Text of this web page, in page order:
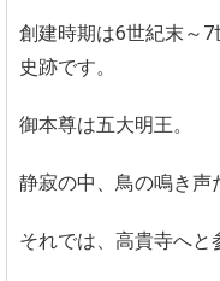
創建時期は6世紀末～
史跡です。
御本尊は五大明王。
静寂の中、鳥の鳴き声
それでは、高貴寺へと